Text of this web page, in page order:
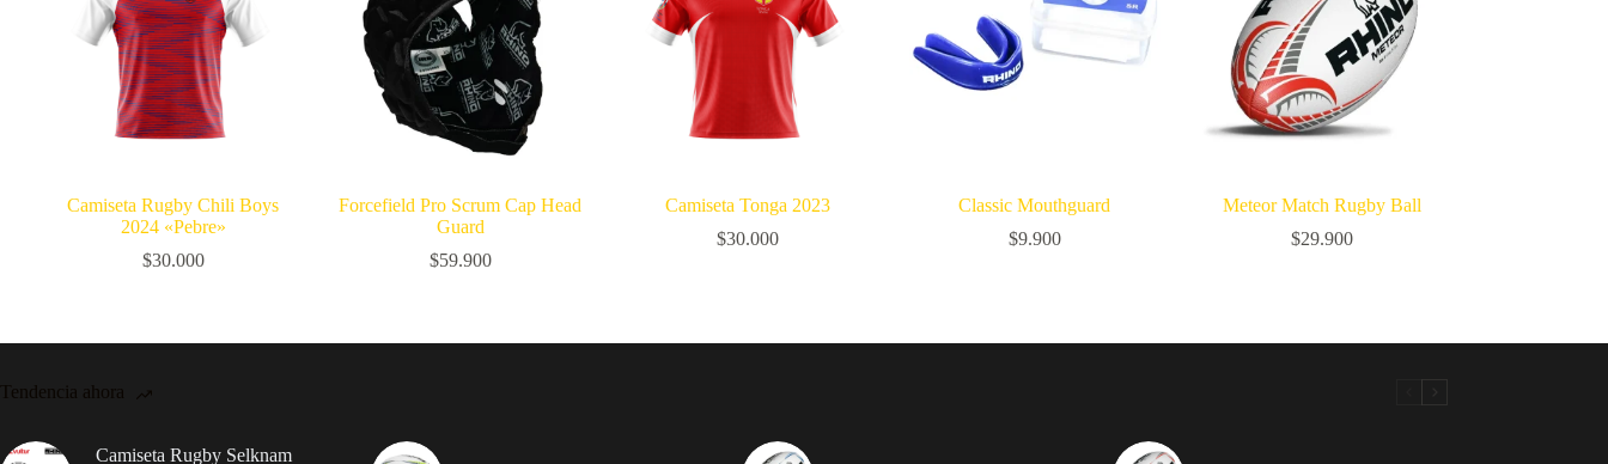
Camiseta Rugby Chili Boys
2024 «Pebre»
$30.000
Forcefield Pro Scrum Cap Head
Guard
$59.900
Camiseta Tonga 2023
$30.000
Classic Mouthguard
$9.900
Meteor Match Rugby Ball
$29.900
Tendencia ahora
Camiseta Rugby Selknam